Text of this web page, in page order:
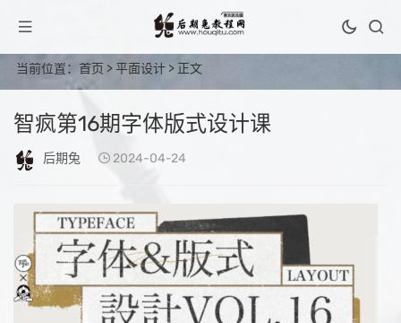
当前位置： 首页 >平面设计 > 正文
智疯第16期字体版式设计课
后期兔 2024-04-24